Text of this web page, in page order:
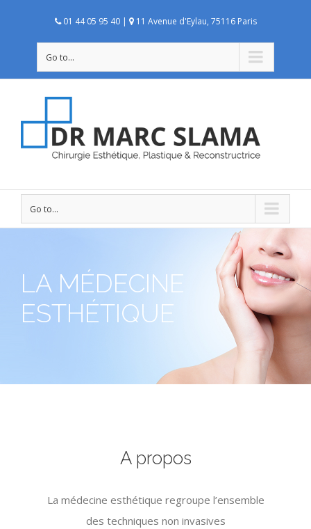
01 44 05 95 40 | 11 Avenue d'Eylau, 75116 Paris
Go to...
Go to...
LA MÉDECINE
ESTHÉTIQUE
A propos
La médecine esthétique regroupe l’ensemble
des techniques non invasives